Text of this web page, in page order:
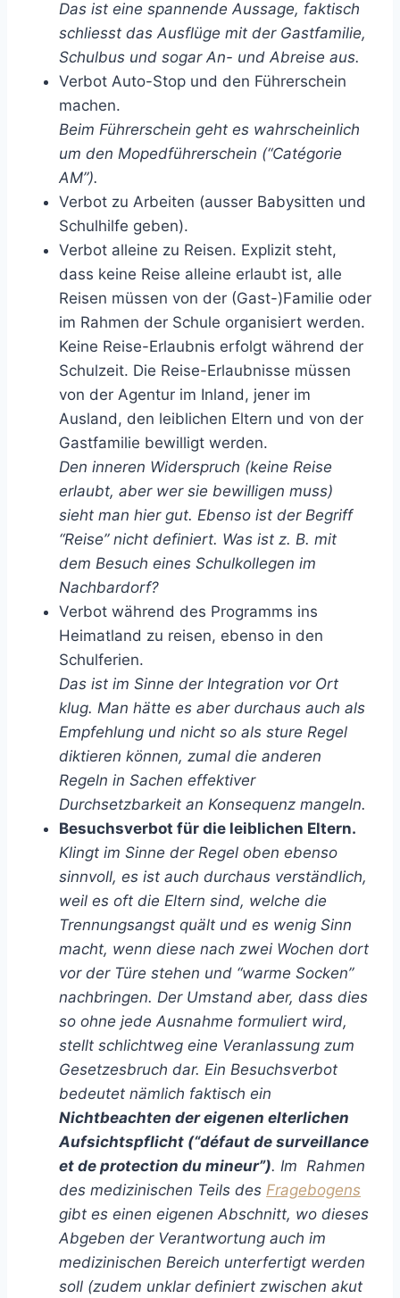
Das ist eine spannende Aussage, faktisch
schliesst das Ausflüge mit der Gastfamilie,
Schulbus und sogar An- und Abreise aus.
Verbot Auto-Stop und den Führerschein
machen.
Beim Führerschein geht es wahrscheinlich
um den Mopedführerschein (“Catégorie
AM”).
Verbot zu Arbeiten (ausser Babysitten und
Schulhilfe geben).
Verbot alleine zu Reisen. Explizit steht,
dass keine Reise alleine erlaubt ist, alle
Reisen müssen von der (Gast-)Familie oder
im Rahmen der Schule organisiert werden.
Keine Reise-Erlaubnis erfolgt während der
Schulzeit. Die Reise-Erlaubnisse müssen
von der Agentur im Inland, jener im
Ausland, den leiblichen Eltern und von der
Gastfamilie bewilligt werden.
Den inneren Widerspruch (keine Reise
erlaubt, aber wer sie bewilligen muss)
sieht man hier gut. Ebenso ist der Begriff
“Reise” nicht definiert. Was ist z. B. mit
dem Besuch eines Schulkollegen im
Nachbardorf?
Verbot während des Programms ins
Heimatland zu reisen, ebenso in den
Schulferien.
Das ist im Sinne der Integration vor Ort
klug. Man hätte es aber durchaus auch als
Empfehlung und nicht so als sture Regel
diktieren können, zumal die anderen
Regeln in Sachen effektiver
Durchsetzbarkeit an Konsequenz mangeln.
Besuchsverbot für die leiblichen Eltern.
Klingt im Sinne der Regel oben ebenso
sinnvoll, es ist auch durchaus verständlich,
weil es oft die Eltern sind, welche die
Trennungsangst quält und es wenig Sinn
macht, wenn diese nach zwei Wochen dort
vor der Türe stehen und “warme Socken”
nachbringen. Der Umstand aber, dass dies
so ohne jede Ausnahme formuliert wird,
stellt schlichtweg eine Veranlassung zum
Gesetzesbruch dar. Ein Besuchsverbot
bedeutet nämlich faktisch ein
Nichtbeachten der eigenen elterlichen
Aufsichtspflicht (“défaut de surveillance
et de protection du mineur”). Im Rahmen
des medizinischen Teils des Fragebogens
gibt es einen eigenen Abschnitt, wo dieses
Abgeben der Verantwortung auch im
medizinischen Bereich unterfertigt werden
soll (zudem unklar definiert zwischen akut